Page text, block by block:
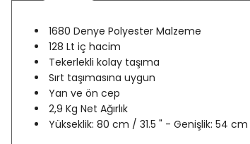
1680 Denye Polyester Malzeme
128 Lt iç hacim
Tekerlekli kolay taşıma
Sırt taşımasına uygun
Yan ve ön cep
2,9 Kg Net Ağırlık
Yükseklik: 80 cm / 31.5 " - Genişlik: 54 cm